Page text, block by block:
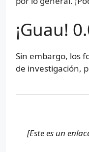
¡Guau!
Sin embargo, los
de investigación,
[Este es un